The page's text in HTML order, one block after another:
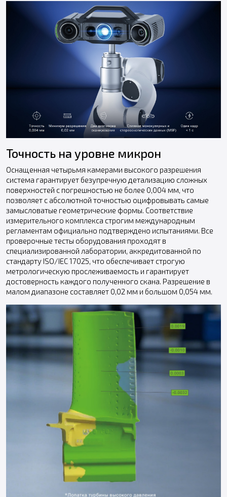
Точность на уровне микрон
Оснащенная четырьмя камерами высокого разрешения
система гарантирует безупречную детализацию сложных
поверхностей с погрешностью не более 0,004 мм, что
позволяет с абсолютной точностью оцифровывать самые
замысловатые геометрические формы. Соответствие
измерительного комплекса строгим международным
регламентам официально подтверждено испытаниями. Все
проверочные тесты оборудования проходят в
специализированной лаборатории, аккредитованной по
стандарту ISO/IEC 17025, что обеспечивает строгую
метрологическую прослеживаемость и гарантирует
достоверность каждого полученного скана. Разрешение в
малом диапазоне составляет 0,02 мм и большом 0,054 мм.